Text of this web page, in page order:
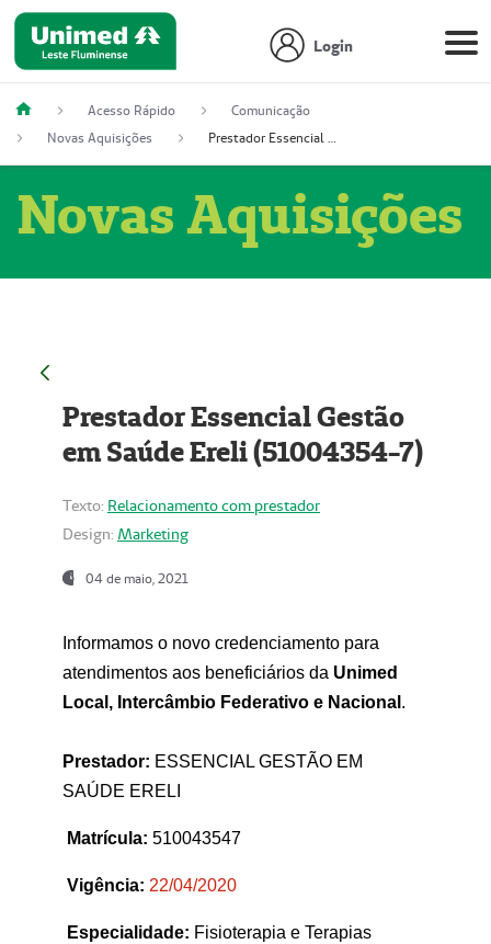
Login
Acesso Rápido
Comunicação
Novas Aquisições
Prestador Essencial Gestão em Saúde Ereli (51004354-7)
Novas Aquisições
Prestador Essencial Gestão
em Saúde Ereli (51004354-7)
Texto: Relacionamento com prestador
Design: Marketing
04 de maio, 2021
Informamos o novo credenciamento para
atendimentos aos beneficiários da Unimed
Local, Intercâmbio Federativo e Nacional .
Prestador: ESSENCIAL GESTÃO EM
SAÚDE ERELI
Matrícula: 510043547
Vigência: 22/04/2020
Especialidade: Fisioterapia e Terapias